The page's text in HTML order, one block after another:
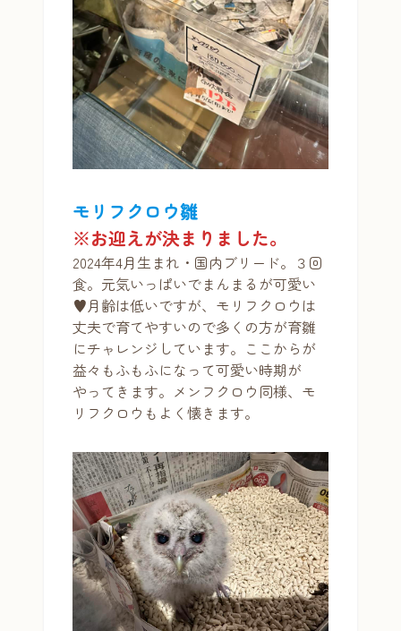
モリフクロウ雛
※お迎えが決まりました。
2024年4月生まれ・国内ブリード。３回
食。元気いっぱいでまんまるが可愛い
♥月齢は低いですが、モリフクロウは
丈夫で育てやすいので多くの方が育雛
にチャレンジしています。ここからが
益々もふもふになって可愛い時期が
やってきます。メンフクロウ同様、モ
リフクロウもよく懐きます。